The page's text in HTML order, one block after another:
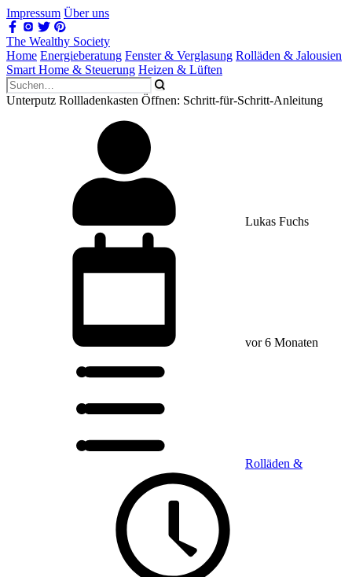
Impressum Über uns
The Wealthy Society
Home Energieberatung Fenster & Verglasung Rolläden & Jalousien
Smart Home & Steuerung Heizen & Lüften
Unterputz Rollladenkasten Öffnen: Schritt-für-Schritt-Anleitung
Lukas Fuchs
vor 6 Monaten
Rolläden &